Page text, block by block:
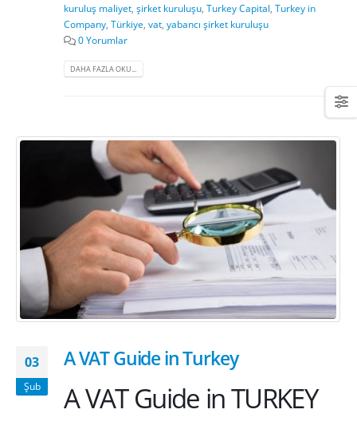
kuruluş maliyet şirket kuruluşu Turkey Capital Turkey in
Company Türkiye vat yabancı şirket kuruluşu
0 Yorumlar
DAHA FAZLA OKU...
03
Şub
A VAT Guide in Turkey
A VAT Guide in TURKEY